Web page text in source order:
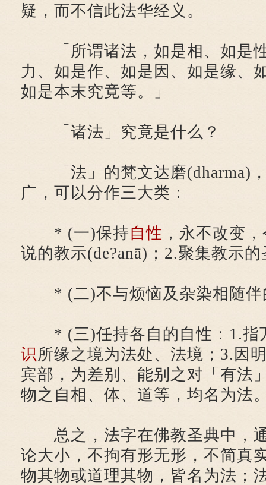
疑，而不信此法华经义。
「所谓诸法，如是相、如是
力、如是作、如是因、如是缘、
如是本末究竟等。」
「诸法」究竟是什么？
「法」的梵文达磨(dharma)
广，可以分作三大类：
* (一)保持自性 ，永不改变
说的教示(de?anā)；2.聚集教示
* (二)不与烦恼及杂染相随伴
* (三)任持各自的自性：1.指
识所缘之境为法处、法境；3.因
宾部，为差别、能别之对「有法
物之自相、体、道等，均名为法
总之，法字在佛教圣典中，
论大小，不拘有形无形，不简真
物其物或道理其物，皆名为法；